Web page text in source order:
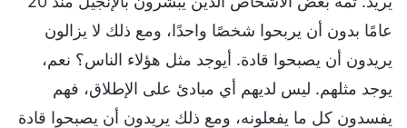
عامًا بدون أن يربحوا شخصًا واحدًا، ومع ذلك لا يزالون
يريدون أن يصبحوا قادة. أيوجد مثل هؤلاء الناس؟ نعم،
يوجد مثلهم. ليس لديهم أي مبادئ على الإطلاق، فهم
يفسدون كل ما يفعلونه، ومع ذلك يريدون أن يصبحوا قادة